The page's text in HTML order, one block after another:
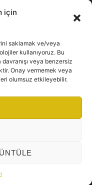
için
saklamak ve/veya
kullanıyoruz. Bu
veya benzersiz
Onay vermemek veya
olumsuz etkileyebilir.